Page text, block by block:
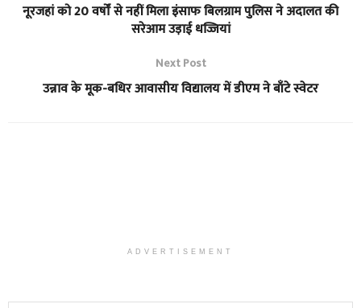
नूरजहां को 20 वर्षों से नहीं मिला इंसाफ बिलग्राम पुलिस ने अदालत की
सरेआम उड़ाई धज्जियां
Next Post
उन्नाव के मूक-बधिर आवासीय विद्यालय में डीएम ने बाँटे स्वेटर
ADVERTISEMENT